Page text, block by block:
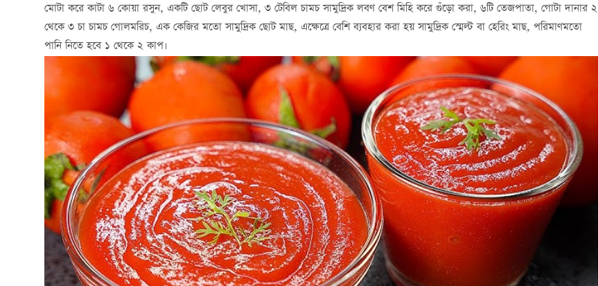
মোটা করে কাটা ৬ কোয়া রসুন, একটি ছোট লেবুর খোসা, ৩ টেবিল চামচ সামুদ্রিক লবণ বেশ মিহি করে গুঁড়ো করা, ৬টি তেজপাতা, গোটা দানার ২
থেকে ৩ চা চামচ গোলমরিচ, এক কেজির মতো সামুদ্রিক ছোট মাছ, এক্ষেত্রে বেশি ব্যবহার করা হয় সামুদ্রিক স্মেল্ট বা হেরিং মাছ, পরিমাণমতো
পানি নিতে হবে ১ থেকে ২ কাপ।